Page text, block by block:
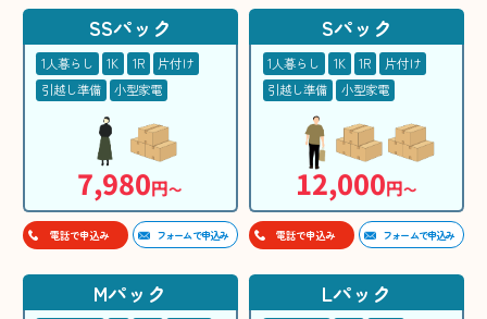
SSパック
1人暮らし 1K 1R
片付け
引越し準備
小型家電
7,980円〜
電話で申込み フォームで申込み
Sパック
1人暮らし 1K 1R
片付け
引越し準備
小型家電
12,000円〜
電話で申込み フォームで申込み
Mパック Lパック